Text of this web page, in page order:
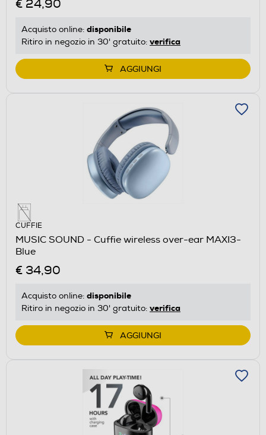
€ 24,90
Acquisto online: disponibile
Ritiro in negozio in 30' gratuito: verifica
AGGIUNGI
CUFFIE
MUSIC SOUND - Cuffie wireless over-ear MAXI3-
Blue
€ 34,90
Acquisto online: disponibile
Ritiro in negozio in 30' gratuito: verifica
AGGIUNGI